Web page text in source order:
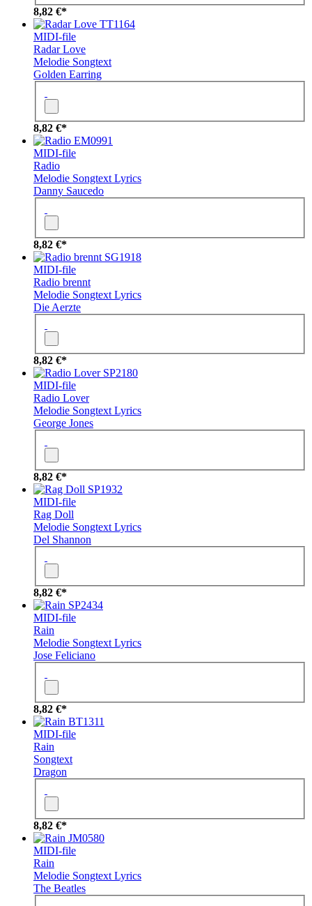
8,82 €*
TT1164
MIDI-file
Radar Love
Melodie Songtext
Golden Earring
8,82 €*
EM0991
MIDI-file
Radio
Melodie Songtext Lyrics
Danny Saucedo
8,82 €*
SG1918
MIDI-file
Radio brennt
Melodie Songtext Lyrics
Die Aerzte
8,82 €*
SP2180
MIDI-file
Radio Lover
Melodie Songtext Lyrics
George Jones
8,82 €*
SP1932
MIDI-file
Rag Doll
Melodie Songtext Lyrics
Del Shannon
8,82 €*
SP2434
MIDI-file
Rain
Melodie Songtext Lyrics
Jose Feliciano
8,82 €*
BT1311
MIDI-file
Rain
Songtext
Dragon
8,82 €*
JM0580
MIDI-file
Rain
Melodie Songtext Lyrics
The Beatles